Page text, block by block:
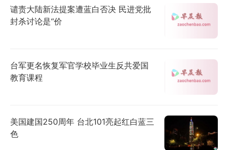
谴责大陆新法提案遭蓝白否决 民进党批
封杀讨论是“价
台军更名恢复军官学校毕业生反共爱国
教育课程
美国建国250周年 台北101亮起红白蓝三
色